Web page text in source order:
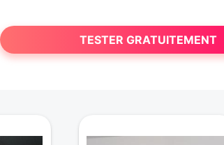
TESTER GRATUITEMENT